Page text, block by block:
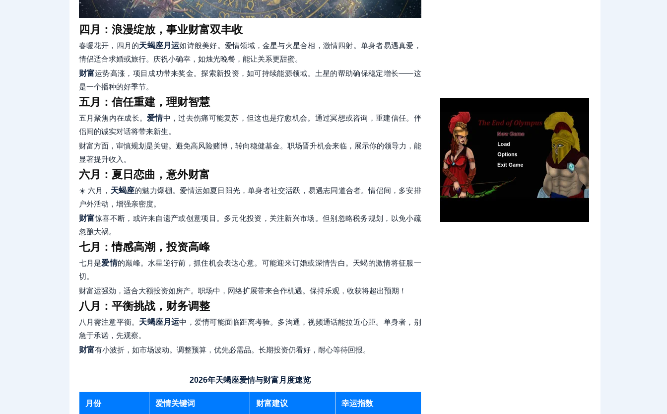
四月：浪漫绽放，事业财富双丰收
春暖花开，四月的天蝎座月运如诗般美好。爱情领域，金星与火星合相，激情四射。单身者易遇真爱，
情侣适合求婚或旅行。庆祝小确幸，如烛光晚餐，能让关系更甜蜜。
财富运势高涨，项目成功带来奖金。探索新投资，如可持续能源领域。土星的帮助确保稳定增长——这
是一个播种的好季节。
五月：信任重建，理财智慧
五月聚焦内在成长。 爱情中，过去伤痛可能复苏，但这也是疗愈机会。通过冥想或咨询，重建信任。伴
侣间的诚实对话将带来新生。
财富方面，审慎规划是关键。避免高风险赌博，转向稳健基金。职场晋升机会来临，展示你的领导力，能
显著提升收入。
六月：夏日恋曲，意外财富
☀️ 六月， 天蝎座的魅力爆棚。爱情运如夏日阳光，单身者社交活跃，易遇志同道合者。情侣间，多安排
户外活动，增强亲密度。
财富惊喜不断，或许来自遗产或创意项目。多元化投资，关注新兴市场。但别忽略税务规划，以免小疏
忽酿大祸。
七月：情感高潮，投资高峰
七月是爱情的巅峰。水星逆行前，抓住机会表达心意。可能迎来订婚或深情告白。天蝎的激情将征服一
切。
财富运强劲，适合大额投资如房产。职场中，网络扩展带来合作机遇。保持乐观，收获将超出预期！
八月：平衡挑战，财务调整
八月需注意平衡。 天蝎座月运中，爱情可能面临距离考验。多沟通，视频通话能拉近心距。单身者，别
急于承诺，先观察。
财富有小波折，如市场波动。调整预算，优先必需品。长期投资仍看好，耐心等待回报。
2026年天蝎座爱情与财富月度速览
月份 爱情关键词 财富建议 幸运指数